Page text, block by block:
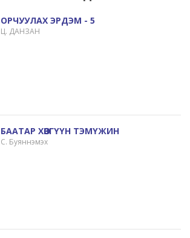
ОРЧУУЛАХ ЭРДЭМ - 5
Ц. ДАНЗАН
БААТАР ХӨВГҮҮН ТЭМҮЖИН
С. Буяннэмэх